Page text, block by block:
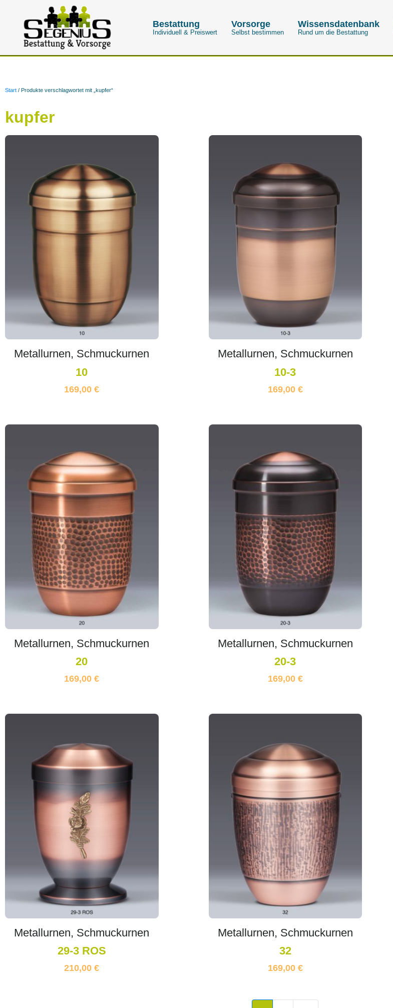
Bestattung
Individuell & Preiswert
Vorsorge
Selbst bestimmen
Wissensdatenbank
Rund um die Bestattung
Start / Produkte verschlagwortet mit „kupfer“
kupfer
Metallurnen, Schmuckurnen
10
169,00€
Metallurnen, Schmuckurnen
10-3
169,00 €
Metallurnen, Schmuckurnen
20
169,00€
Metallurnen, Schmuckurnen
20-3
169,00 €
Metallurnen, Schmuckurnen
29-3 ROS
210,00€
Metallurnen, Schmuckurnen
32
169,00 €